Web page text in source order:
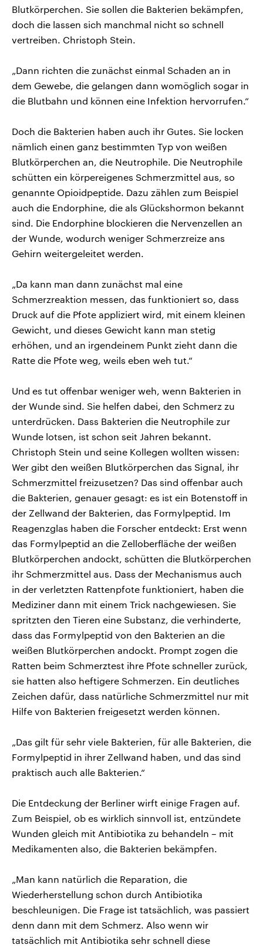
Blutkörperchen. Sie sollen die Bakterien bekämpfen,
doch die lassen sich manchmal nicht so schnell
vertreiben. Christoph Stein.
„Dann richten die zunächst einmal Schaden an in
dem Gewebe, die gelangen dann womöglich sogar in
die Blutbahn und können eine Infektion hervorrufen.“
Doch die Bakterien haben auch ihr Gutes. Sie locken
nämlich einen ganz bestimmten Typ von weißen
Blutkörperchen an, die Neutrophile. Die Neutrophile
schütten ein körpereigenes Schmerzmittel aus, so
genannte Opioidpeptide. Dazu zählen zum Beispiel
auch die Endorphine, die als Glückshormon bekannt
sind. Die Endorphine blockieren die Nervenzellen an
der Wunde, wodurch weniger Schmerzreize ans
Gehirn weitergeleitet werden.
„Da kann man dann zunächst mal eine
Schmerzreaktion messen, das funktioniert so, dass
Druck auf die Pfote appliziert wird, mit einem kleinen
Gewicht, und dieses Gewicht kann man stetig
erhöhen, und an irgendeinem Punkt zieht dann die
Ratte die Pfote weg, weils eben weh tut.“
Und es tut offenbar weniger weh, wenn Bakterien in
der Wunde sind. Sie helfen dabei, den Schmerz zu
unterdrücken. Dass Bakterien die Neutrophile zur
Wunde lotsen, ist schon seit Jahren bekannt.
Christoph Stein und seine Kollegen wollten wissen:
Wer gibt den weißen Blutkörperchen das Signal, ihr
Schmerzmittel freizusetzen? Das sind offenbar auch
die Bakterien, genauer gesagt: es ist ein Botenstoff in
der Zellwand der Bakterien, das Formylpeptid. Im
Reagenzglas haben die Forscher entdeckt: Erst wenn
das Formylpeptid an die Zelloberfläche der weißen
Blutkörperchen andockt, schütten die Blutkörperchen
ihr Schmerzmittel aus. Dass der Mechanismus auch
in der verletzten Rattenpfote funktioniert, haben die
Mediziner dann mit einem Trick nachgewiesen. Sie
spritzten den Tieren eine Substanz, die verhinderte,
dass das Formylpeptid von den Bakterien an die
weißen Blutkörperchen andockt. Prompt zogen die
Ratten beim Schmerztest ihre Pfote schneller zurück,
sie hatten also heftigere Schmerzen. Ein deutliches
Zeichen dafür, dass natürliche Schmerzmittel nur mit
Hilfe von Bakterien freigesetzt werden können.
„Das gilt für sehr viele Bakterien, für alle Bakterien, die
Formylpeptid in ihrer Zellwand haben, und das sind
praktisch auch alle Bakterien.“
Die Entdeckung der Berliner wirft einige Fragen auf.
Zum Beispiel, ob es wirklich sinnvoll ist, entzündete
Wunden gleich mit Antibiotika zu behandeln – mit
Medikamenten also, die Bakterien bekämpfen.
„Man kann natürlich die Reparation, die
Wiederherstellung schon durch Antibiotika
beschleunigen. Die Frage ist tatsächlich, was passiert
denn dann mit dem Schmerz. Also wenn wir
tatsächlich mit Antibiotika sehr schnell diese